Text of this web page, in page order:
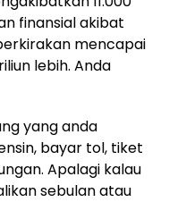
finansial akibat
mencapai
lebih. Anda
yang anda
bayar tol, tiket
Apalagi kalau
sebulan atau